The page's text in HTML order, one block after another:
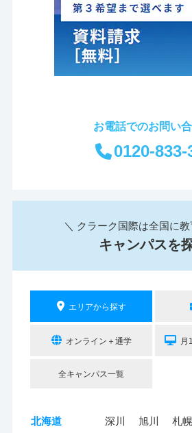
お電話でのお問い
0120-833-
＼ クラーク国際は全国に
キャンパスを
エリアから探す
オンライン＋通学 月
全キャンパス一覧
北海道 深川 旭川 札幌